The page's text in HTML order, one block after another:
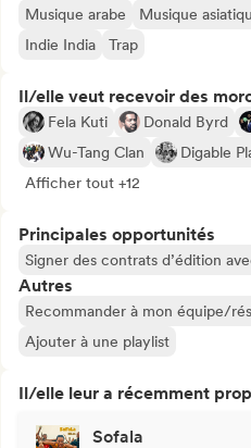
Musique arabe Musique
Indie India
Trap
Il/elle veut recevoir des
Fela Kuti Donald Byrd
Wu-Tang Clan
Digable
Afficher tout +12
Principales opportunités
Signer des contrats d’édition
Autres
Recommander à mon équipe/
Ajouter à une playlist
Il/elle leur a récemment
Sofala